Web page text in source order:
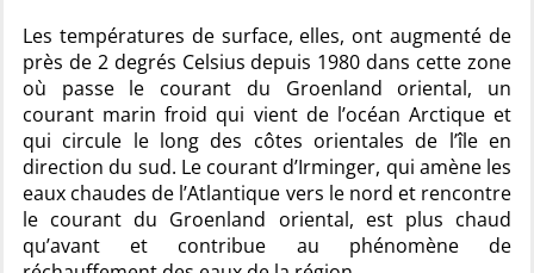
Les températures de surface, elles, ont augmenté de
près de 2 degrés Celsius depuis 1980 dans cette zone
où passe le courant du Groenland oriental, un
courant marin froid qui vient de l’océan Arctique et
qui circule le long des côtes orientales de l’île en
direction du sud. Le courant d’Irminger, qui amène les
eaux chaudes de l’Atlantique vers le nord et rencontre
le courant du Groenland oriental, est plus chaud
qu’avant et contribue au phénomène de